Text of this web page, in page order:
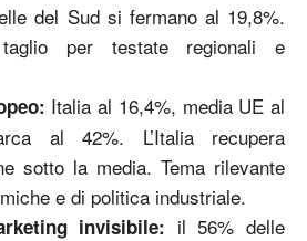
del Sud si fermano al 19,8%.
per testate regionali e
Italia al 16,4%, media UE al
al 42%. L’Italia recupera
sotto la media. Tema rilevante
e di politica industriale.
invisibile: il 56% delle